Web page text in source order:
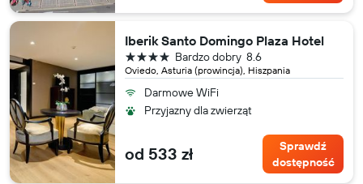
Iberik Santo Domingo Plaza Hotel
Oviedo, Asturia (prowincja), Hiszpania
8.6
Bardzo dobry
4 gwiazdki
Darmowe WiFi
Przyjazny dla zwierząt
od 533 zł
Sprawdź
dostępność